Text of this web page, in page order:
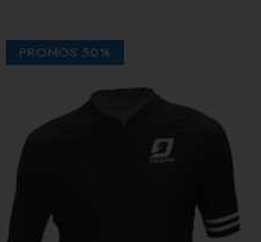
PROMOS 50%